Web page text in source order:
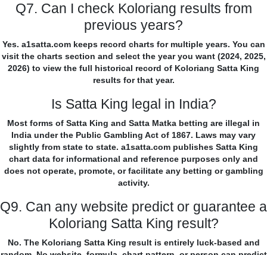
Q7. Can I check Koloriang results from
previous years?
Yes. a1satta.com keeps record charts for multiple years. You can
visit the charts section and select the year you want (2024, 2025,
2026) to view the full historical record of Koloriang Satta King
results for that year.
Is Satta King legal in India?
Most forms of Satta King and Satta Matka betting are illegal in
India under the Public Gambling Act of 1867. Laws may vary
slightly from state to state. a1satta.com publishes Satta King
chart data for informational and reference purposes only and
does not operate, promote, or facilitate any betting or gambling
activity.
Q9. Can any website predict or guarantee a
Koloriang Satta King result?
No. The Koloriang Satta King result is entirely luck-based and